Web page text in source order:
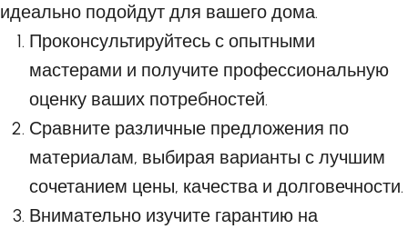
идеально подойдут для вашего дома.
Проконсультируйтесь с опытными
мастерами и получите профессиональную
оценку ваших потребностей.
Сравните различные предложения по
материалам, выбирая варианты с лучшим
сочетанием цены, качества и долговечности.
Внимательно изучите гарантию на